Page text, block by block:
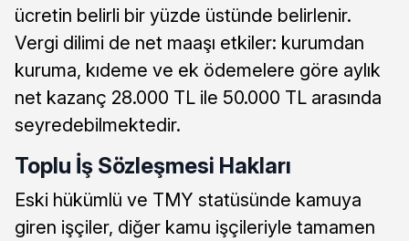
ücretin belirli bir yüzde üstünde belirlenir.
Vergi dilimi de net maaşı etkiler: kurumdan
kuruma, kıdeme ve ek ödemelere göre aylık
net kazanç 28.000 TL ile 50.000 TL arasında
seyredebilmektedir.
Toplu İş Sözleşmesi Hakları
Eski hükümlü ve TMY statüsünde kamuya
giren işçiler, diğer kamu işçileriyle tamamen